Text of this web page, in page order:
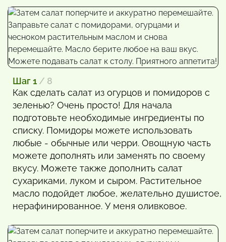
Шаг 1 / 8
Как сделать салат из огурцов и помидоров с
зеленью? Очень просто! Для начала
подготовьте необходимые ингредиенты по
списку. Помидоры можете использовать
любые - обычные или черри. Овощную часть
можете дополнять или заменять по своему
вкусу. Можете также дополнить салат
сухариками, луком и сыром. Растительное
масло подойдет любое, желательно душистое,
нерафинированное. У меня оливковое.